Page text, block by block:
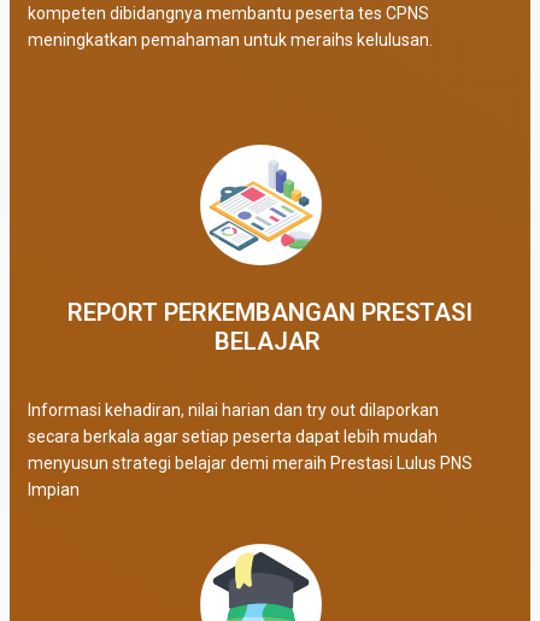
kompeten dibidangnya membantu peserta tes CPNS
meningkatkan pemahaman untuk meraihs kelulusan.
REPORT PERKEMBANGAN PRESTASI
BELAJAR ​
Informasi kehadiran, nilai harian dan try out dilaporkan
secara berkala agar setiap peserta dapat lebih mudah
menyusun strategi belajar demi meraih Prestasi Lulus PNS
Impian